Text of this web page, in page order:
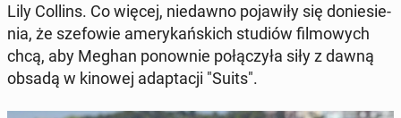
Lily Collins. Co więcej, nie­daw­no po­ja­wi­ły się do­nie­sie­
nia, że sze­fo­wie ame­ry­kań­skich studiów fil­mo­wych
chcą, aby Meghan po­now­nie po­łą­czy­ła siły z dawną
obsadą w kinowej ad­ap­ta­cji "Suits".